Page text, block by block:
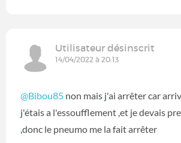
Utilisateur désinscrit
14/04/2022 à 20:13
@Bibou85 non mais j'ai arrêter car
j'étais a l'essoufflement ,et je devais
,donc le pneumo me la fait arrêter